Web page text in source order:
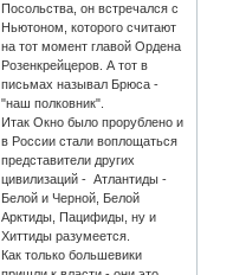
Посольства, он встречался с
Ньютоном, которого считают
на тот момент главой Ордена
Розенкрейцеров. А тот в
письмах называл Брюса -
"наш полковник".
Итак Окно было прорублено и
в России стали воплощаться
представители других
цивилизаций - Атлантиды -
Белой и Черной, Белой
Арктиды, Пацифиды, ну и
Хиттиды разумеется.
Как только большевики